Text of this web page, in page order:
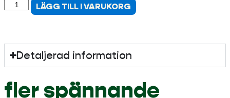
LÄGG TILL I VARUKORG
Detaljerad information
fler spännande